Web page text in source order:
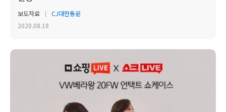
보도자료
CJ대한통운
2020.08.18